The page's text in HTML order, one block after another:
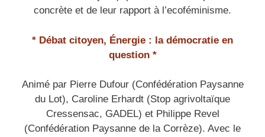
concrète et de leur rapport à l’ecoféminisme.
* Débat citoyen, Énergie : la démocratie en
question *
Animé par Pierre Dufour (Confédération Paysanne
du Lot), Caroline Erhardt (Stop agrivoltaïque
Cressensac, GADEL) et Philippe Revel
(Confédération Paysanne de la Corrèze). Avec le